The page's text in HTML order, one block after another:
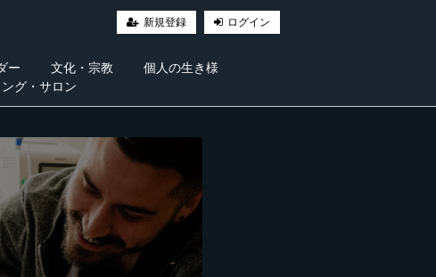
新規登録 ログイン
ー 文化・宗教
個人の生き様
グ・サロン